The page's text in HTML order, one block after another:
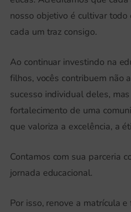
nosso objetivo é cultivar
cada um traz consigo.
Ao continuar investindo na
filhos, vocês contribuem não
sucesso individual deles,
fortalecimento de uma
que valoriza a excelência, a
Contamos com sua parceria
jornada educacional.
Por isso, renove a matrícula